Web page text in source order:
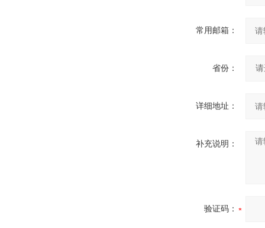
常用邮箱：
省份：
详细地址：
补充说明：
验证码：